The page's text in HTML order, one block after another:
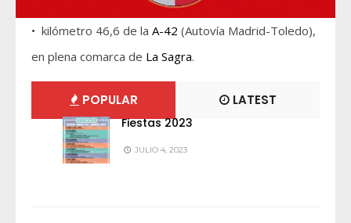
• kilómetro 46,6 de la A-42 (Autovía Madrid-Toledo),
en plena comarca de La Sagra.
POPULAR LATEST
Fiestas 2023
JULIO 4, 2023